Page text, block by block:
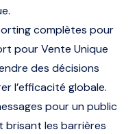
complètes pour
pour Vente Unique
des décisions
l’efficacité globale.
pour un public
les barrières